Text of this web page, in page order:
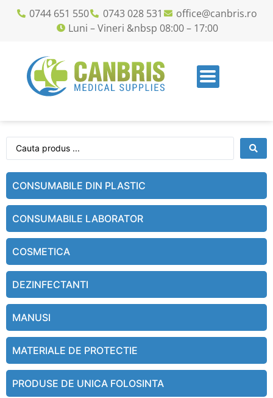
0744 651 550 0743 028 531
office@canbris.ro
Luni – Vineri &nbsp 08:00 – 17:00
CONSUMABILE DIN PLASTIC
CONSUMABILE LABORATOR
COSMETICA
DEZINFECTANTI
MANUSI
MATERIALE DE PROTECTIE
PRODUSE DE UNICA FOLOSINTA